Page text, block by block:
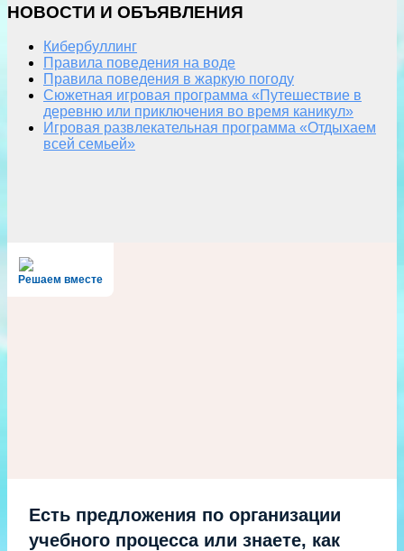
НОВОСТИ И ОБЪЯВЛЕНИЯ
Кибербуллинг
Правила поведения на воде
Правила поведения в жаркую погоду
Сюжетная игровая программа «Путешествие в
деревню или приключения во время каникул»
Игровая развлекательная программа «Отдыхаем
всей семьей»
Решаем вместе
Есть предложения по организации
учебного процесса или знаете, как